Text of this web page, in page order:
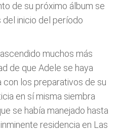
de su próximo álbum se
inicio del período
muchos más
de que Adele se haya
con los preparativos de su
en sí misma siembra
se había manejado hasta
residencia en Las